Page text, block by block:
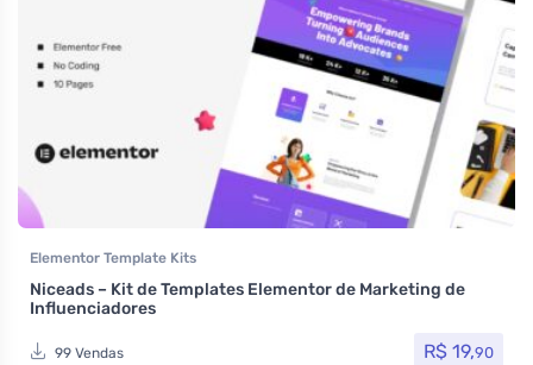
Elementor Template Kits
Niceads – Kit de Templates Elementor de Marketing de
Influenciadores
99 Vendas R$ 19,90